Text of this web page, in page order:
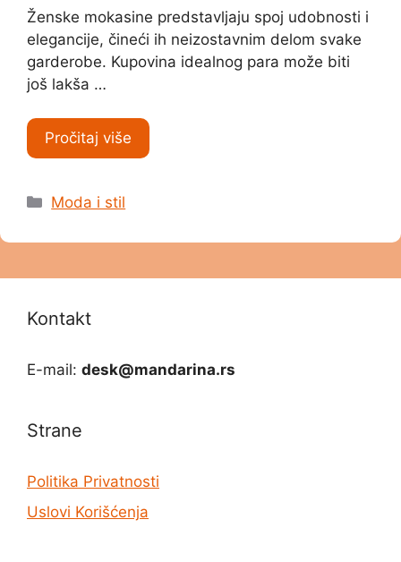
Ženske mokasine predstavljaju spoj udobnosti i
elegancije, čineći ih neizostavnim delom svake
garderobe. Kupovina idealnog para može biti
još lakša …
Pročitaj više
Categories
Moda i stil
Kontakt
E-mail: desk@mandarina.rs
Strane
Politika Privatnosti
Uslovi Korišćenja